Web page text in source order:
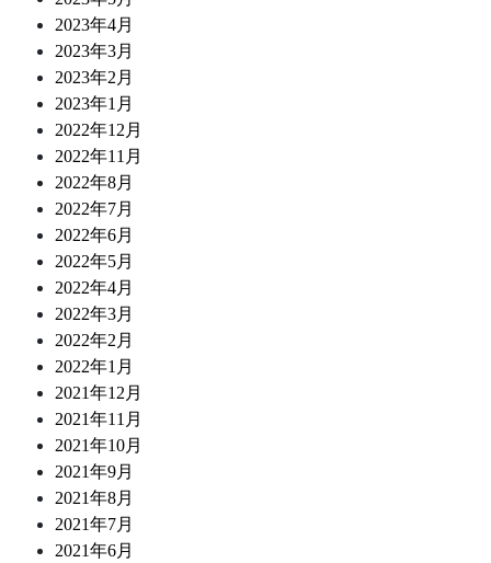
2023年4月
2023年3月
2023年2月
2023年1月
2022年12月
2022年11月
2022年8月
2022年7月
2022年6月
2022年5月
2022年4月
2022年3月
2022年2月
2022年1月
2021年12月
2021年11月
2021年10月
2021年9月
2021年8月
2021年7月
2021年6月